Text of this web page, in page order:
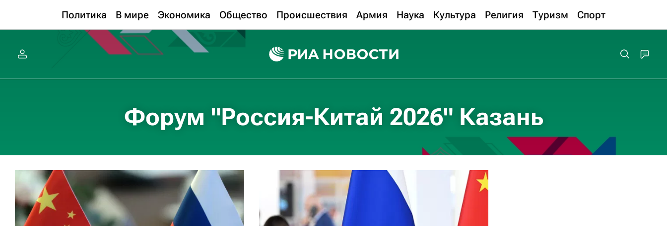
Политика В мире Экономика Общество Происшествия Армия Наука Культура Религия Туризм Спорт
Форум "Россия-Китай 2026" Казань